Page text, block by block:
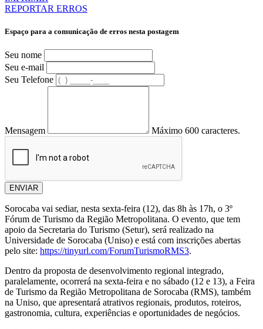
REPORTAR ERROS
Espaço para a comunicação de erros nesta postagem
Seu nome
Seu e-mail
Seu Telefone
Mensagem Máximo 600 caracteres.
ENVIAR
Sorocaba vai sediar, nesta sexta-feira (12), das 8h às 17h, o 3º
Fórum de Turismo da Região Metropolitana. O evento, que tem
apoio da Secretaria do Turismo (Setur), será realizado na
Universidade de Sorocaba (Uniso) e está com inscrições abertas
pelo site: https://tinyurl.com/ForumTurismoRMS3.
Dentro da proposta de desenvolvimento regional integrado,
paralelamente, ocorrerá na sexta-feira e no sábado (12 e 13), a Feira
de Turismo da Região Metropolitana de Sorocaba (RMS), também
na Uniso, que apresentará atrativos regionais, produtos, roteiros,
gastronomia, cultura, experiências e oportunidades de negócios.